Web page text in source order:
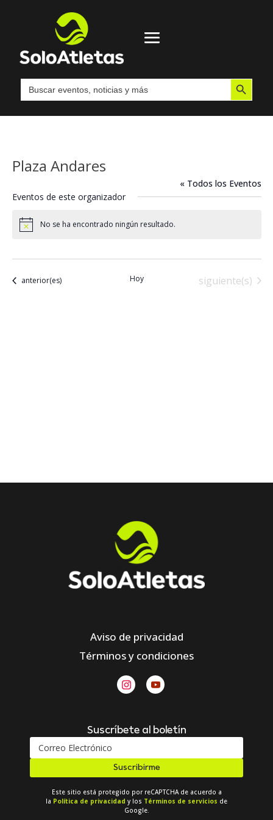
Buscar: Botón de búsqueda
Plaza Andares
« Todos los Eventos
Eventos de este organizador
Aviso No se ha encontrado ningún resultado.
Eventos
anterior(es) Hoy Eventos
siguiente(s)
Aviso de privacidad
Términos y condiciones
Suscríbete al boletín
Suscribirme
Este sitio está protegido por reCAPTCHA de acuerdo a
la Política de privacidad y los Términos de servicios de
Google.